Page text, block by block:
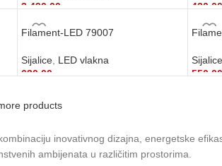
3.490,00рсд
DODAJ U KORPU
Filament-LED 79007
Sijalice, LED vlakna
630,00рсд
Sijalice
products
inovativnog dizajna, energetske
ambijenata u različitim prostorima.